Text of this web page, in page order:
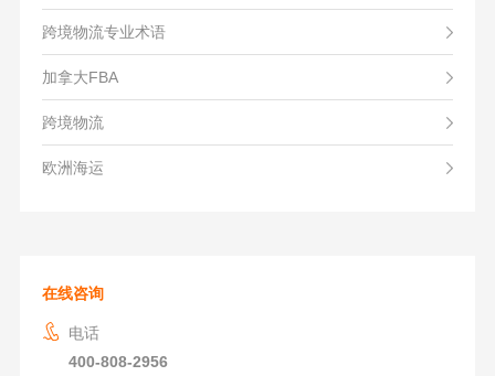
跨境物流专业术语
加拿大FBA
跨境物流
欧洲海运
在线咨询
电话
400-808-2956